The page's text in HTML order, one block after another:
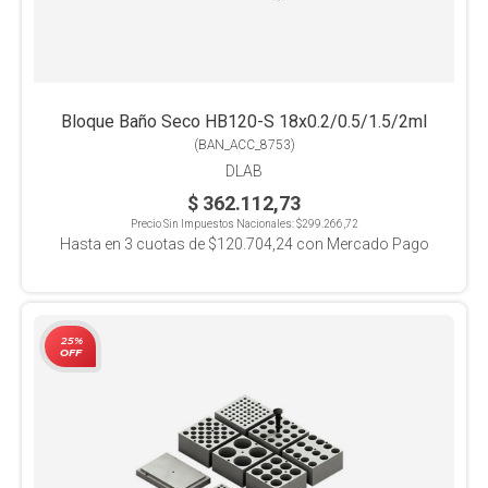
Bloque Baño Seco HB120-S 18x0.2/0.5/1.5/2ml
(BAN_ACC_8753)
DLAB
$ 362.112,73
Precio Sin Impuestos Nacionales:$299.266,72
Hasta en 3 cuotas de $120.704,24con Mercado Pago
25%
OFF